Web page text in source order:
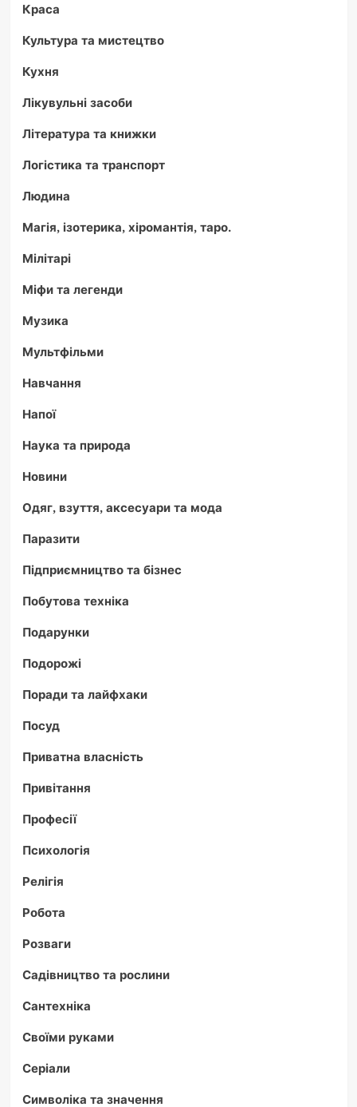
Краса
Культура та мистецтво
Кухня
Лікувульні засоби
Література та книжки
Логістика та транспорт
Людина
Магія, ізотерика, хіромантія, таро.
Мілітарі
Міфи та легенди
Музика
Мультфільми
Навчання
Напої
Наука та природа
Новини
Одяг, взуття, аксесуари та мода
Паразити
Підприємництво та бізнес
Побутова техніка
Подарунки
Подорожі
Поради та лайфхаки
Посуд
Приватна власність
Привітання
Професії
Психологія
Релігія
Робота
Розваги
Садівництво та рослини
Сантехніка
Своїми руками
Серіали
Символіка та значення